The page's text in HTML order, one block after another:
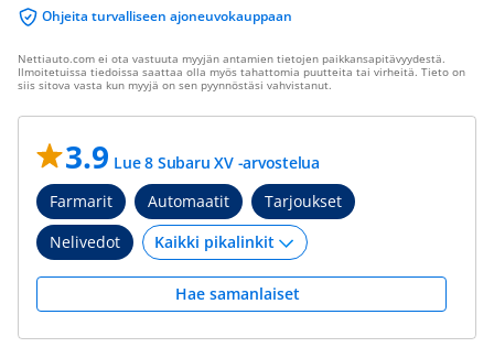
Ohjeita turvalliseen ajoneuvokauppaan
Nettiauto.com ei ota vastuuta myyjän antamien tietojen paikkansapitävyydestä.
Ilmoitetuissa tiedoissa saattaa olla myös tahattomia puutteita tai virheitä. Tieto on
siis sitova vasta kun myyjä on sen pyynnöstäsi vahvistanut.
3.9 Lue 8 Subaru XV -arvostelua
Farmarit
Automaatit
Tarjoukset
Nelivedot
Hae samanlaiset